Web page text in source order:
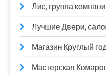
Лис, группа
Лучшие Двери,
Магазин Круглый
Мастерская